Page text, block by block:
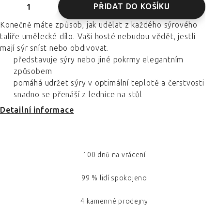
PŘIDAT DO KOŠÍKU
Konečně máte způsob, jak udělat z každého sýrového
talíře umělecké dílo. Vaši hosté nebudou vědět, jestli
mají sýr sníst nebo obdivovat.
představuje sýry nebo jiné pokrmy elegantním
způsobem
pomáhá udržet sýry v optimální teplotě a čerstvosti
snadno se přenáší z lednice na stůl
Detailní informace
100 dnů na vrácení
99 % lidí spokojeno
4 kamenné prodejny